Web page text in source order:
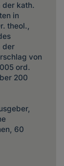
der kath.
in
theol.,
der
von
ord.
200
60